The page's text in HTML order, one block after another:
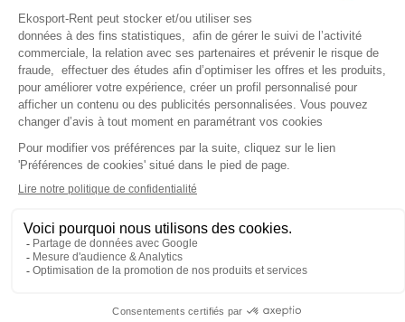
NOS SERVICES
Atelier ski
Séchage de chaussures
Location de vélo
Atelier vélo